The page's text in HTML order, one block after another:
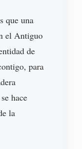
que una
el Antiguo
de
para
hace
la